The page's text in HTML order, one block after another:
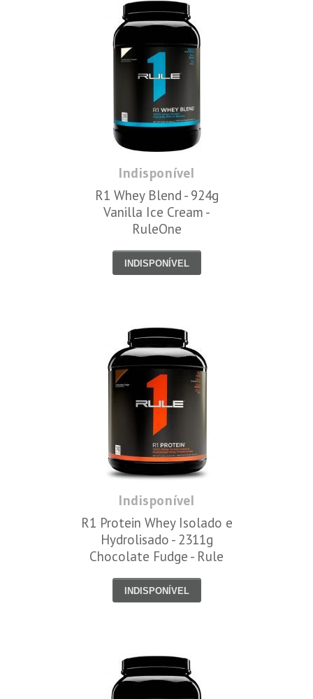
Indisponível
R1 Whey Blend - 924g
Vanilla Ice Cream -
RuleOne
INDISPONÍVEL
Indisponível
R1 Protein Whey Isolado e
Hydrolisado - 2311g
Chocolate Fudge - Rule
INDISPONÍVEL